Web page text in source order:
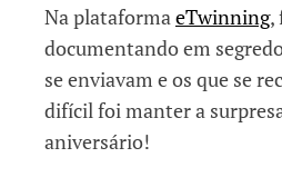
Na plataformaeTwinning,
documentando em
se enviavam e os que se
difícil foi manter a
aniversário!